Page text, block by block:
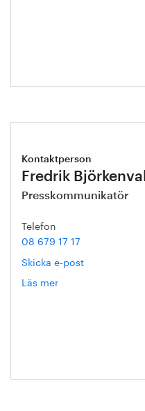
Kontaktperson
Fredrik Björkenvall
Presskommunikatör
Telefon
08 679 17 17
Skicka e-post
Läs mer